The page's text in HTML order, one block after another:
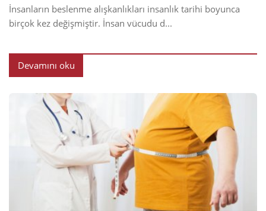
İnsanların beslenme alışkanlıkları insanlık tarihi boyunca
birçok kez değişmiştir. İnsan vücudu d...
Devamını oku